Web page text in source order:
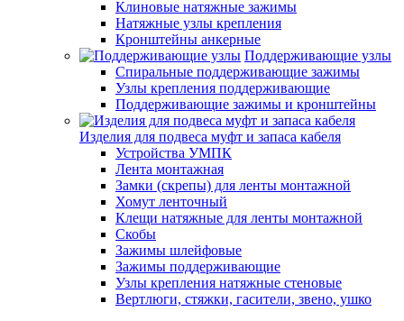
Клиновые натяжные зажимы
Натяжные узлы крепления
Кронштейны анкерные
Поддерживающие узлы
Спиральные поддерживающие зажимы
Узлы крепления поддерживающие
Поддерживающие зажимы и кронштейны
Изделия для подвеса муфт и запаса кабеля
Устройства УМПК
Лента монтажная
Замки (скрепы) для ленты монтажной
Хомут ленточный
Клещи натяжные для ленты монтажной
Скобы
Зажимы шлейфовые
Зажимы поддерживающие
Узлы крепления натяжные стеновые
Вертлюги, стяжки, гасители, звено, ушко